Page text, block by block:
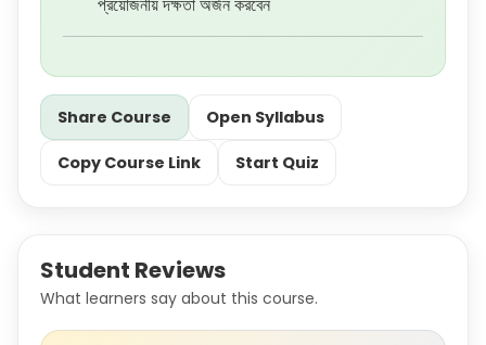
প্রয়োজনীয় দক্ষতা অর্জন করবেন
Share Course Open Syllabus
Copy Course Link Start Quiz
Student Reviews
What learners say about this course.